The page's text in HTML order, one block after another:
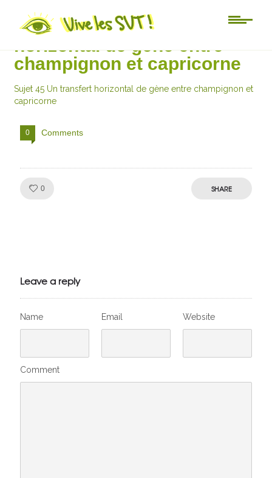
Sujet 45 Un transfert
horizontal de gène entre
champignon et capricorne
Sujet 45 Un transfert horizontal de gène entre champignon et
capricorne
0 Comments
0 SHARE
Leave a reply
Name Email Website
Comment